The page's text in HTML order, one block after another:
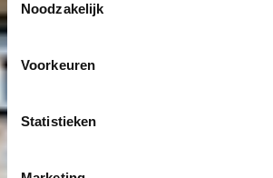
Informatie verzamelen over uw
Uw apparaat identificeren door
scannen op specifieke
verwerkt en stel uw voorkeuren in het
Noodzakelijk
Voorkeuren
Statistieken